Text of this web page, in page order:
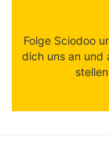
Folge Sciodoo
dich uns an und